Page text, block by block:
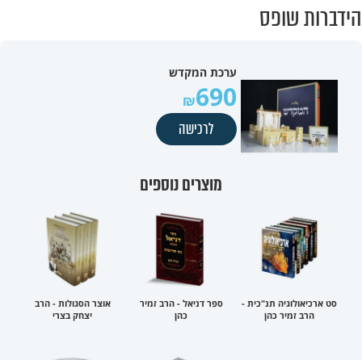
הידברות שופס
ערכת המקדש
690
לרכישה
מוצרים נוספים
סט ארכיאולוגיה תנ"כית -
הרב זמיר כהן
ספר דניאל - הרב זמיר
כהן
אוצר הסגולות - הרב
יצחק בצרי